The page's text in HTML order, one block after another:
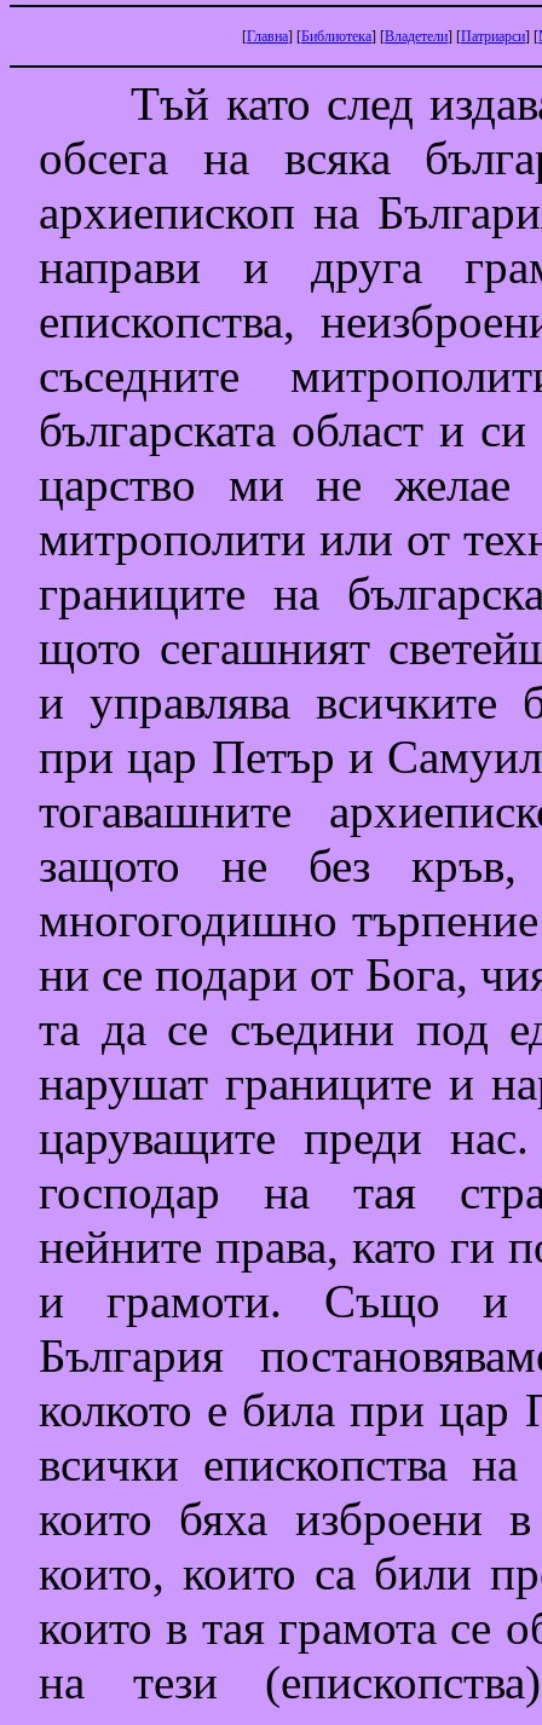
[Главна] [Библиотека] [Владетели] [Патриарси] [
Тъй като след
обсега на всяка
архиепископ на
направи и друга
епископства,
съседните
българската област и
царство ми не желае
митрополити или от
границите на
щото сегашният
и управлява всичките
при цар Петър и Самуил
тогавашните
защото не без
многогодишно
ни се подари от Бога,
та да се съедини под
нарушат границите и
царуващите преди
господар на тая
нейните права, като ги
и грамоти. Също и
България
колкото е била при цар
всички епископства
които бяха изброени
които, които са били
които в тая грамота се
на тези